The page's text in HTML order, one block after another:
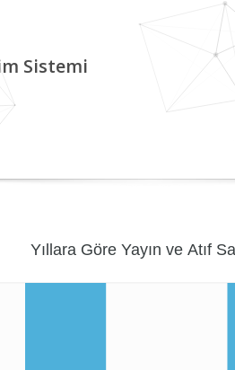
Sistemi
Yıllara Göre Yayın ve Atıf